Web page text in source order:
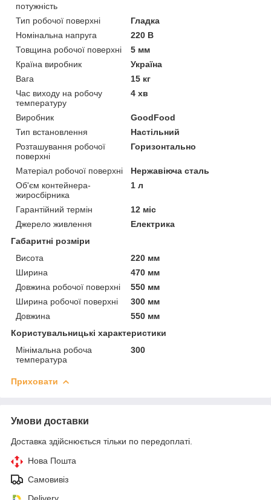
потужність
Тип робочої поверхні
Гладка
Номінальна напруга
220 В
Товщина робочої поверхні
5 мм
Країна виробник
Україна
Вага
15 кг
Час виходу на робочу
температуру
4 хв
Виробник
GoodFood
Тип встановлення
Настільний
Розташування робочої
поверхні
Горизонтально
Матеріал робочої поверхні
Нержавіюча сталь
Об'єм контейнера-
жиросбірника
1 л
Гарантійний термін
12 міс
Джерело живлення
Електрика
Габаритні розміри
Висота
220 мм
Ширина
470 мм
Довжина робочої поверхні
550 мм
Ширина робочої поверхні
300 мм
Довжина
550 мм
Користувальницькі характеристики
Мінімальна робоча
температура
300
Приховати
Умови доставки
Доставка здійснюється тільки по передоплаті.
Нова Пошта
Самовивіз
Delivery